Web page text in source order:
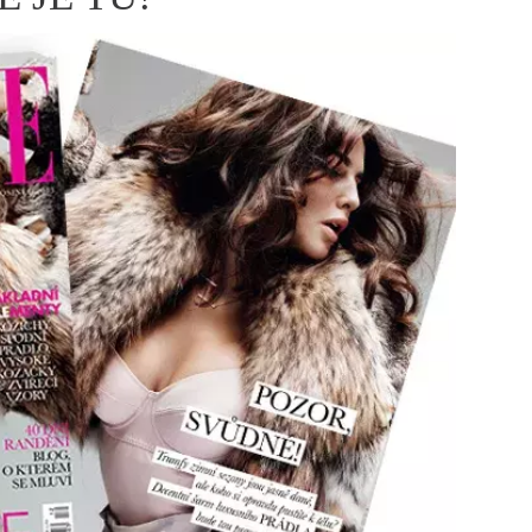
a on
NEWSLETTER